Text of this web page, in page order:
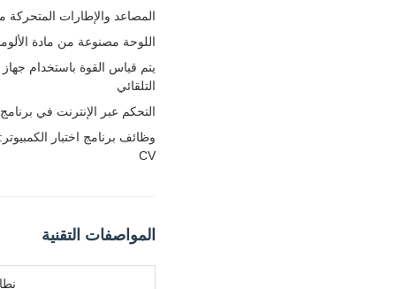
المصاعد والإطارات المتحركة
اللوحة مصنوعة من مادة
يتم قياس القوة باستخدام
التلقائي
التحكم عبر الإنترنت في
وظائف برنامج اختبار
CV
المواصفات التقنية